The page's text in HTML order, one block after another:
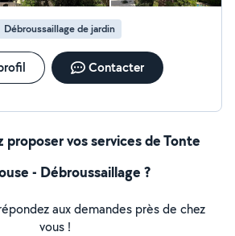
Débroussaillage de jardin
Contacter
proposer vos services de Tonte
- Débroussaillage ?
aux demandes près de chez
vous !